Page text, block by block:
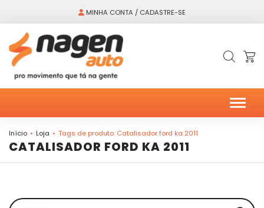
MINHA CONTA / CADASTRE-SE
Início Loja Tags de produto: Catalisador ford ka 2011
CATALISADOR FORD KA 2011